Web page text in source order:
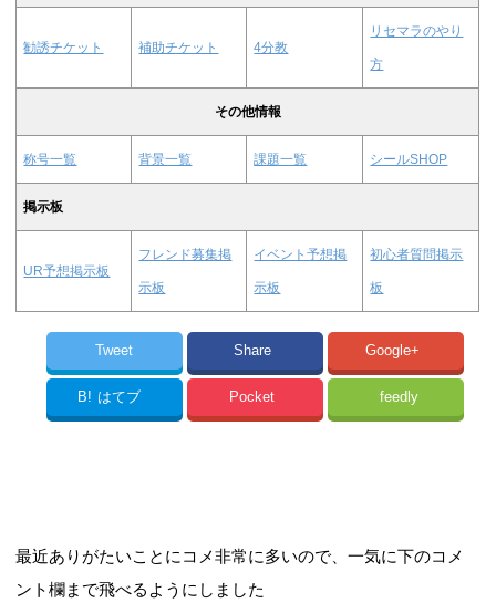
勧誘チケット 補助チケット 4分教
リセマラのやり
方
その他情報
称号一覧 背景一覧 課題一覧 シールSHOP
掲示板
UR予想掲示板
フレンド募集掲
示板
イベント予想掲
示板
初心者質問掲示
板
Tweet Share Google+
B! はてブ Pocket feedly
最近ありがたいことにコメ非常に多いので、一気に下のコメ
ント欄まで飛べるようにしました